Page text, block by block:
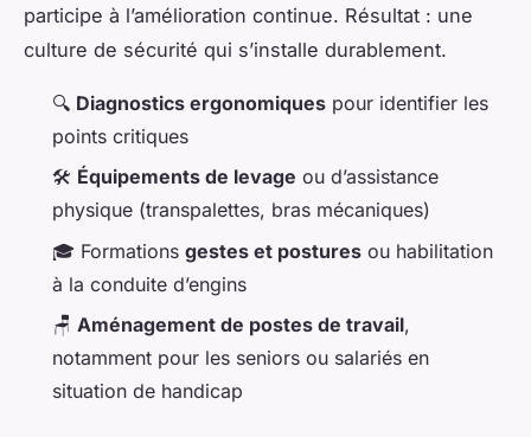
participe à l’amélioration continue. Résultat : une
culture de sécurité qui s’installe durablement.
🔍 Diagnostics ergonomiques pour identifier les
points critiques
🛠️ Équipements de levage ou d’assistance
physique (transpalettes, bras mécaniques)
🎓 Formations gestes et postures ou habilitation
à la conduite d’engins
🪑 Aménagement de postes de travail,
notamment pour les seniors ou salariés en
situation de handicap